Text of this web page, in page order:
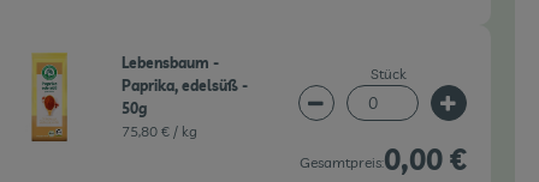
ändern
Lebensbaum -
Paprika, edelsüß -
50g
75,80 € / kg
Stück
Artikelanzahl verringern
Gesamtpreis:0,00 €